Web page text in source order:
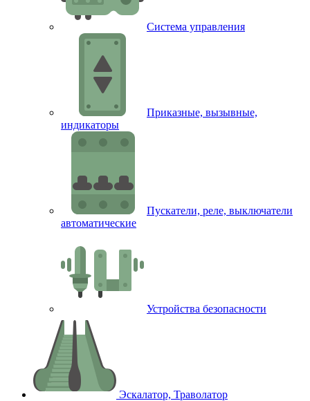
Система управления
Приказные, вызывные,
индикаторы
Пускатели, реле, выключатели
автоматические
Устройства безопасности
Эскалатор, Траволатор